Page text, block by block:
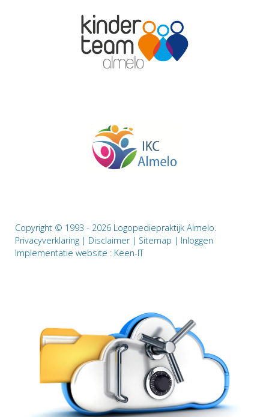
Copyright © 1993 - 2026 Logopediepraktijk Almelo.
Privacyverklaring | Disclaimer| Sitemap | Inloggen
Implementatie website : Keen-IT